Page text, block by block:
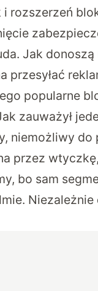
Jak
przesyłać
popularne
zauważył
niemożliwy do
przez
bo sam